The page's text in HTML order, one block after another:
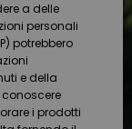
a delle
personali
potrebbero
e della
i prodotti